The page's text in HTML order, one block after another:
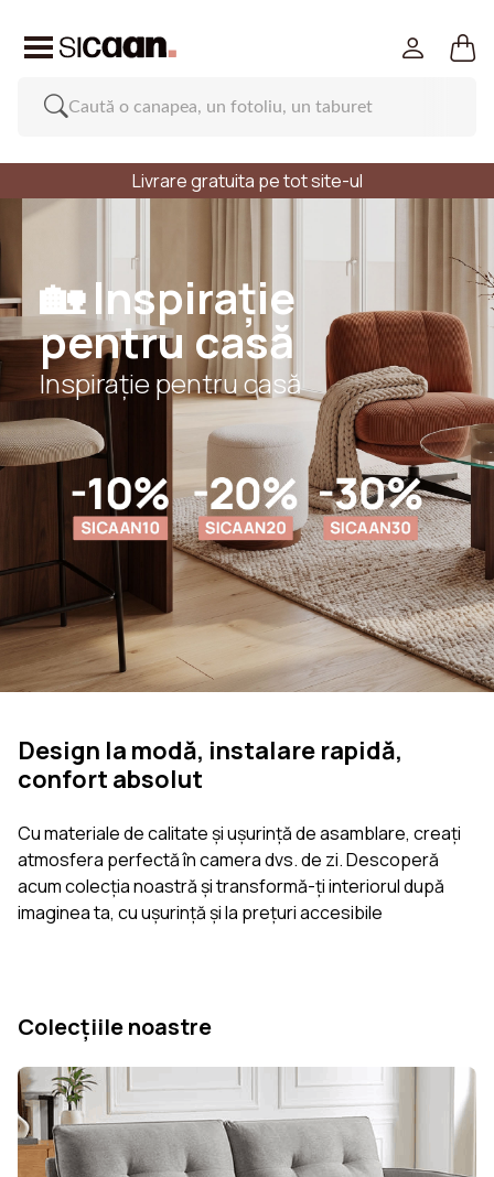
Livrare gratuita pe tot site-ul
🏡 Inspirație
pentru casă
Inspirație pentru casă
Design la modă, instalare rapidă,
confort absolut
Cu materiale de calitate și ușurință de asamblare, creați
atmosfera perfectă în camera dvs. de zi. Descoperă
acum colecția noastră și transformă-ți interiorul după
imaginea ta, cu ușurință și la prețuri accesibile
Colecțiile noastre